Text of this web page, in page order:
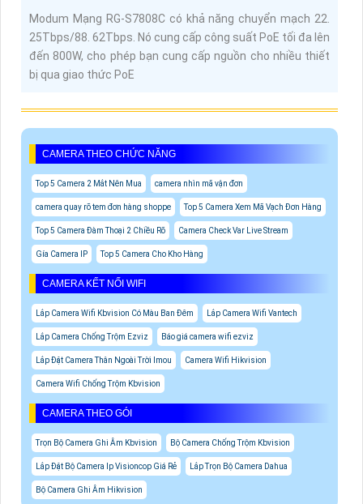
Modum Mạng RG-S7808C có khả năng chuyển mạch 22.
25Tbps/88. 62Tbps. Nó cung cấp công suất PoE tối đa lên
đến 800W, cho phép bạn cung cấp nguồn cho nhiều thiết
bị qua giao thức PoE
CAMERA THEO CHỨC NĂNG
Top 5 Camera 2 Mắt Nên Mua camera nhìn mã vận đơn
camera quay rõ tem đơn hàng shoppe Top 5 Camera Xem Mã Vạch Đơn Hàng
Top 5 Camera Đàm Thoại 2 Chiều Rõ Camera Check Var Live Stream
Gía Camera IP Top 5 Camera Cho Kho Hàng
CAMERA KẾT NỐI WIFI
Lắp Camera Wifi Kbvision Có Màu Ban Đêm Lắp Camera Wifi Vantech
Lắp Camera Chống Trộm Ezviz Báo giá camera wifi ezviz
Lắp Đặt Camera Thân Ngoài Trời Imou Camera Wifi Hikvision
Camera Wifi Chống Trộm Kbvision
CAMERA THEO GÓI
Trọn Bộ Camera Ghi Âm Kbvision Bộ Camera Chống Trộm Kbvision
Lắp Đặt Bộ Camera Ip Visioncop Giá Rẻ Lắp Trọn Bộ Camera Dahua
Bộ Camera Ghi Âm Hikvision